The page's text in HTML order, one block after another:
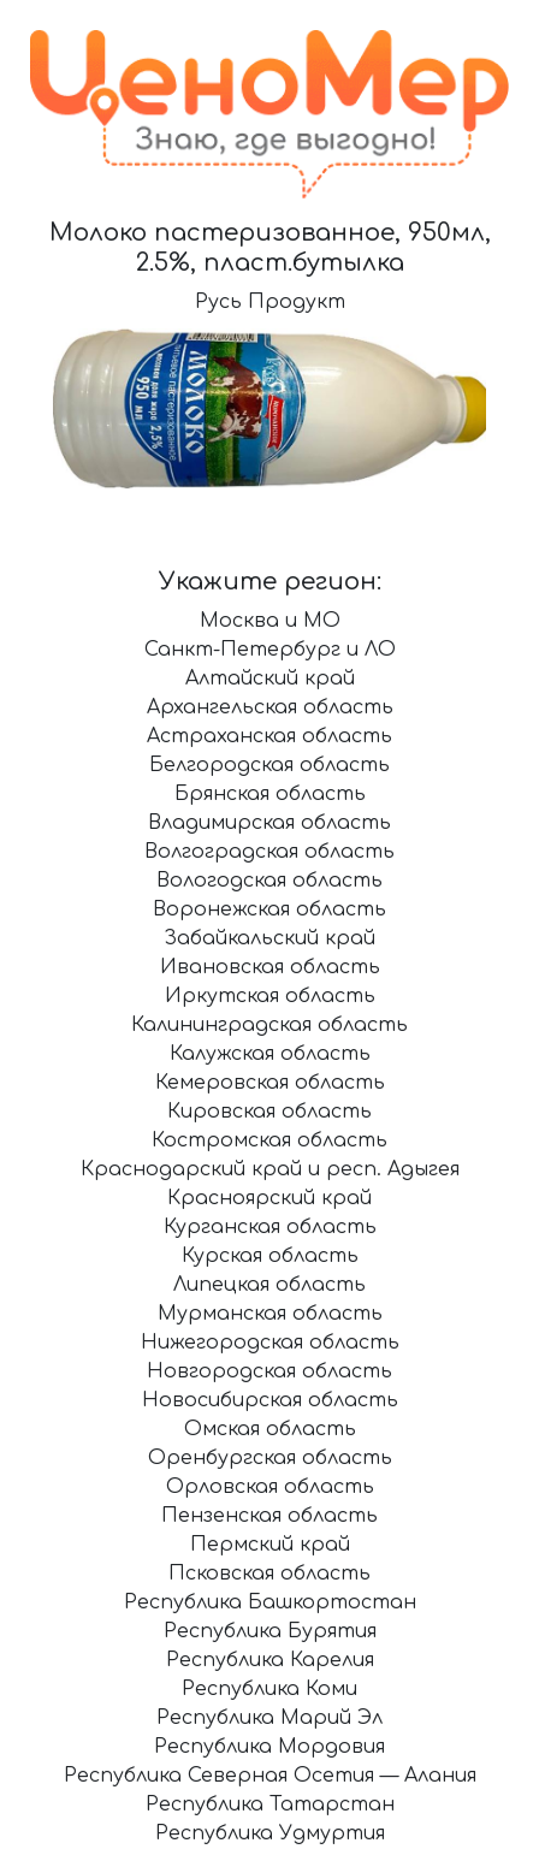
Молоко пастеризованное, 950мл,
2.5%, пласт.бутылка
Русь Продукт
Укажите регион:
Москва и МО
Санкт-Петербург и ЛО
Алтайский край
Архангельская область
Астраханская область
Белгородская область
Брянская область
Владимирская область
Волгоградская область
Вологодская область
Воронежская область
Забайкальский край
Ивановская область
Иркутская область
Калининградская область
Калужская область
Кемеровская область
Кировская область
Костромская область
Краснодарский край и респ. Адыгея
Красноярский край
Курганская область
Курская область
Липецкая область
Мурманская область
Нижегородская область
Новгородская область
Новосибирская область
Омская область
Оренбургская область
Орловская область
Пензенская область
Пермский край
Псковская область
Республика Башкортостан
Республика Бурятия
Республика Карелия
Республика Коми
Республика Марий Эл
Республика Мордовия
Республика Северная Осетия — Алания
Республика Татарстан
Республика Удмуртия